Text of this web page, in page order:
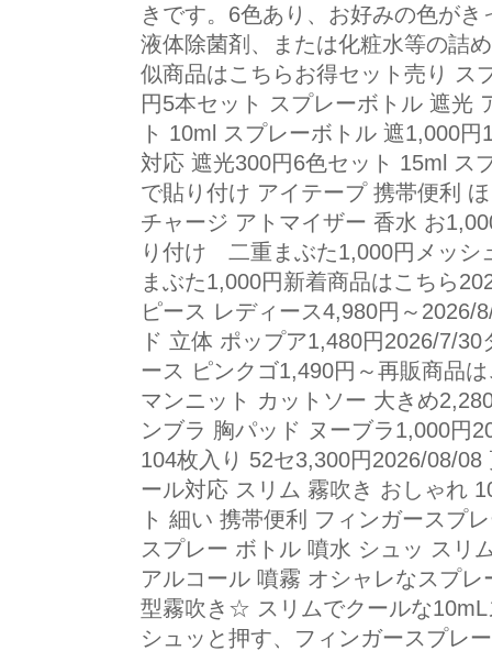
きです。6色あり、お好みの色が
液体除菌剤、または化粧水等の詰
似商品はこちらお得セット売り ス
円5本セット スプレーボトル 遮光
ト 10ml スプレーボトル 遮1,000
対応 遮光300円6色セット 15ml ス
で貼り付け アイテープ 携帯便利
チャージ アトマイザー 香水 お
り付け 二重まぶた1,000円メッシ
まぶた1,000円新着商品はこちら
ピース レディース4,980円～2026/
ド 立体 ポップア1,480円2026/7/
ース ピンクゴ1,490円～再販商品
マンニット カットソー 大きめ
ンブラ 胸パッド ヌーブラ1,000円
104枚入り 52セ3,300円2026/08/
ール対応 スリム 霧吹き おしゃれ
ト 細い 携帯便利 フィンガースプ
スプレー ボトル 噴水 シュッ スリ
アルコール 噴霧 オシャレなスプ
型霧吹き☆ スリムでクールな
シュッと押す、フィンガースプレ